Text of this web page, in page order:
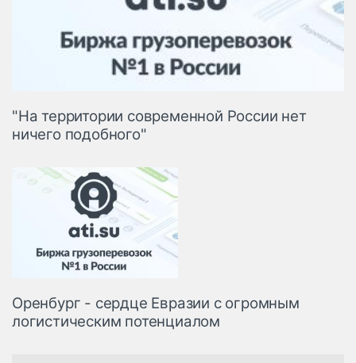
"На территории современной России нет
ничего подобного"
Оренбург - сердце Евразии с огромным
логистическим потенциалом